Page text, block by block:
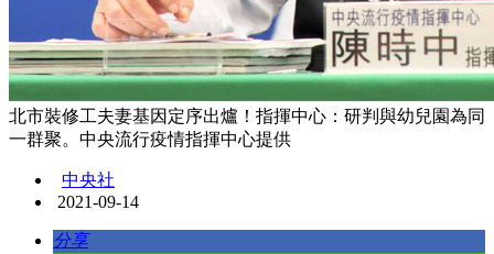
北市裝修工夫妻基因定序出爐！指揮中心：研判與幼兒園為同
一群聚。中央流行疫情指揮中心提供
中央社
2021-09-14
分享